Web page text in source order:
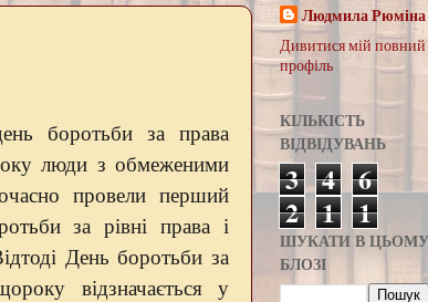
боротьби за права
люди з обмеженими
провели перший
за рівні права і
День боротьби за
відзначається у
Людмила Рюміна
Дивитися мій повний
профіль
КІЛЬКІСТЬ
ВІДВІДУВАНЬ
3 4 6
2 1 1
ШУКАТИ В ЦЬОМУ
БЛОЗІ